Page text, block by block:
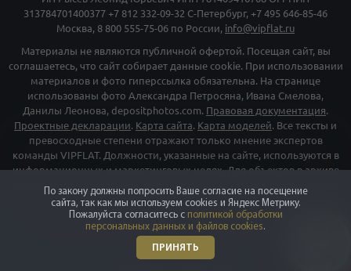
313784701400377 +7 812 332-09-32 С-Петербург, +7 495 646-85-46
Москва, 8 800 555-75-06 по России, info@vipflat.ru
Материалы не являются публичной офертой. Посещая сайт, вы
соглашаетесь, что сайт собирает данные cookie. При использовании
материалов и фото гиперссылка обязательна. На странице
использованы фото Александра Петросяна, Ивана Смелова,
Данилы Леонова, depositphotos.com. Правовая документация.
Проектные декларации. Карта сайта. Карта моделей. Все тексты и
превосходные степени отражают только мнение экспертов
команды VIPFLAT. Должности, указанные на сайте, используются в
информационных и маркетинговых целях. Для объектов в архиве
указаны последние цены, которые были в рекламе. Организация
«Мета», и принадлежащие ей компании «Facebook» и «Instagram»,
признаны экстремискими и их деятельность запрещена на
территории РФ
По закону должны попросить Ваше согласие на посещение
сайта, так как мы используем cookies и Яндекс Метрику.
Пожалуйста согласитесь с политикой обработки
персональных данных и файлов cookies.
ПРИНЯТЬ